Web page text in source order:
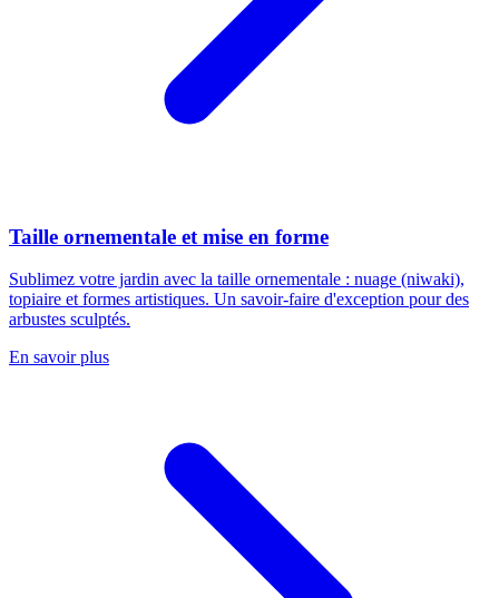
Taille ornementale et mise en forme
Sublimez votre jardin avec la taille ornementale : nuage (niwaki),
topiaire et formes artistiques. Un savoir-faire d'exception pour des
arbustes sculptés.
En savoir plus